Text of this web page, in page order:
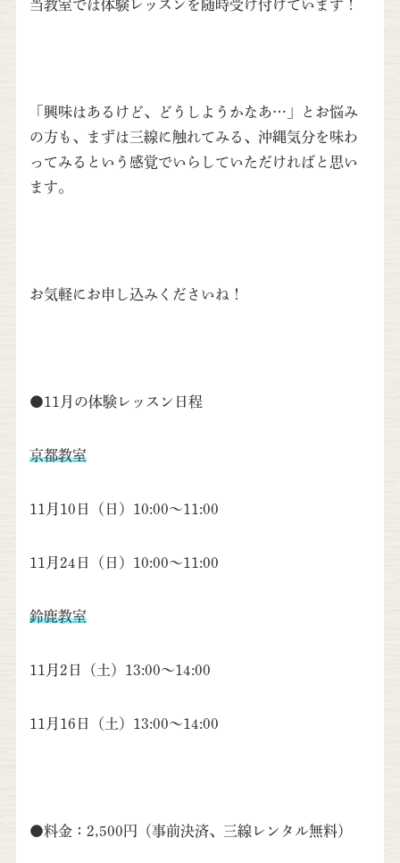
当教室では体験レッスンを随時受け付けています！
「興味はあるけど、どうしようかなあ…」とお悩み
の方も、まずは三線に触れてみる、沖縄気分を味わ
ってみるという感覚でいらしていただければと思い
ます。
お気軽にお申し込みくださいね！
●11月の体験レッスン日程
京都教室
11月10日（日）10:00～11:00
11月24日（日）10:00～11:00
鈴鹿教室
11月2日（土）13:00～14:00
11月16日（土）13:00～14:00
●料金：2,500円（事前決済、三線レンタル無料）